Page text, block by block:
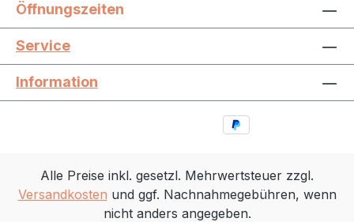
Öffnungszeiten
Service
Information
Alle Preise inkl. gesetzl. Mehrwertsteuer zzgl.
Versandkosten und ggf. Nachnahmegebühren, wenn
nicht anders angegeben.